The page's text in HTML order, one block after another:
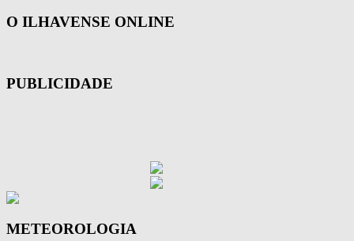
O ILHAVENSE ONLINE
PUBLICIDADE
METEOROLOGIA